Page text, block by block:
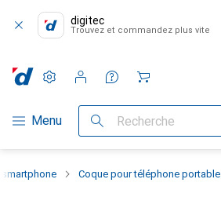
digitec
Trouvez et commandez plus vite
Navigation par catégorie
Menu Recherche
Paramètres
Compte client
Listes de comparaison
Listes d'envies
Panier
Coque pour téléphone portable